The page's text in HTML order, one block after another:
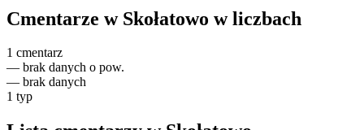
Cmentarze w Skołatowo w liczbach
1 cmentarz
— brak danych o pow.
— brak danych
1 typ